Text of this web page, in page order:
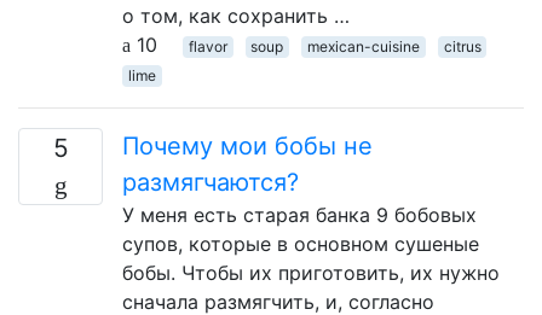
о том, как сохранить …
10
flavor soup mexican-cuisine
citrus
lime
5
Почему мои бобы не
размягчаются?
У меня есть старая банка 9 бобовых
супов, которые в основном сушеные
бобы. Чтобы их приготовить, их нужно
сначала размягчить, и, согласно